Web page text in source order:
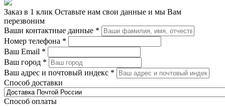
Заказ в 1 клик Оставьте нам свои данные и мы Вам
перезвоним
Ваши контактные данные *
Номер телефона *
Ваш Email *
Ваш город *
Ваш адрес и почтовый индекс *
Способ доставки
Способ оплаты